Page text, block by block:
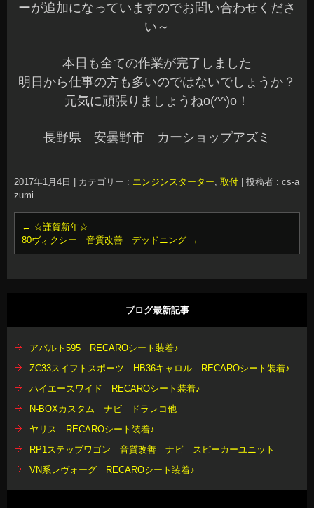
ーが追加になっていますのでお問い合わせくださ
い～
本日も全ての作業が完了しました
明日から仕事の方も多いのではないでしょうか？
元気に頑張りましょうねo(^^)o！
長野県 安曇野市 カーショップアズミ
2017年1月4日 カテゴリー : エンジンスターター, 取付
投稿者 : cs-a
zumi
← ☆謹賀新年☆
80ヴォクシー 音質改善 デッドニング →
ブログ最新記事
アバルト595 RECAROシート装着♪
ZC33スイフトスポーツ HB36キャロル RECAROシート装着♪
ハイエースワイド RECAROシート装着♪
N-BOXカスタム ナビ ドラレコ他
ヤリス RECAROシート装着♪
RP1ステップワゴン 音質改善 ナビ スピーカーユニット
VN系レヴォーグ RECAROシート装着♪